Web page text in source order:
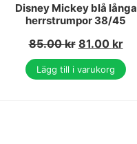
Disney Mickey blå långa
herrstrumpor 38/45
85.00kr 81.00 kr
Lägg till i varukorg